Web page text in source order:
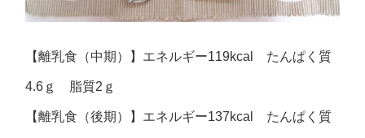
【離乳食（中期）】エネルギー119kcal たんぱく質
4.6ｇ 脂質2ｇ
【離乳食（後期）】エネルギー137kcal たんぱく質